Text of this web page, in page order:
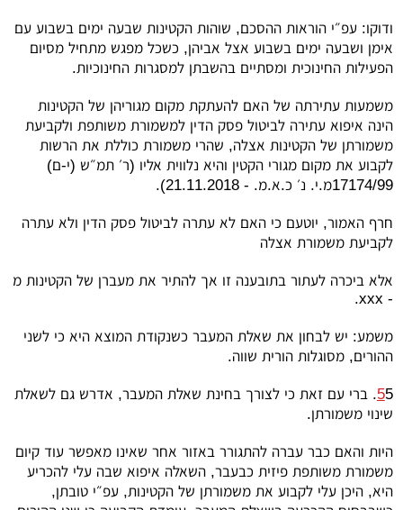
ודוקו: עפ״י הוראות ההסכם, שוהות הקטינות שבעה ימים בשבוע עם
אימן ושבעה ימים בשבוע אצל אביהן, כשכל מפגש מתחיל מסיום
הפעילות החינוכית ומסתיים בהשבתן למסגרות החינוכיות.
משמעות עתירתה של האם להעתקת מקום מגוריהן של הקטינות
הינה איפוא עתירה לביטול פסק הדין למשמורת משותפת ולקביעת
משמורתן של הקטינות אצלה, שהרי משמורת כוללת את הרשות
לקבוע את מקום מגורי הקטין והיא נלווית אליו (ר׳ תמ״ש (י-ם)
17174/99מ.י. נ׳ כ.א.מ. - 21.11.2018).
חרף האמור, יוטעם כי האם לא עתרה לביטול פסק הדין ולא עתרה
לקביעת משמורת אצלה
אלא ביכרה לעתור בתובענה זו אך להתיר את מעברן של הקטינות מ
-
xxx
.
משמע: יש לבחון את שאלת המעבר כשנקודת המוצא היא כי לשני
ההורים, מסוגלות הורית שווה.
55. ברי עם זאת כי לצורך בחינת שאלת המעבר, אדרש גם לשאלת
שינוי משמורתן.
היות והאם כבר עברה להתגורר באזור אחר שאינו מאפשר עוד קיום
משמורת משותפת פיזית כבעבר, השאלה איפוא שבה עלי להכריע
היא, היכן עלי לקבוע את משמורתן של הקטינות, עפ״י טובתן,